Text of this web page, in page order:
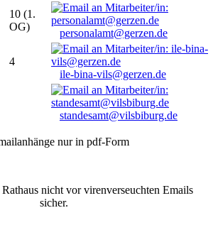
10 (1.
OG)
personalamt@gerzen.de
4
ile-bina-vils@gerzen.de
standesamt@vilsbiburg.de
nicht vor virenverseuchten Emails
sicher.